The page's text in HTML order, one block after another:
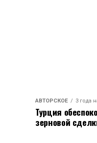
АВТОРСКОЕ 3 года
Турция
зерновой